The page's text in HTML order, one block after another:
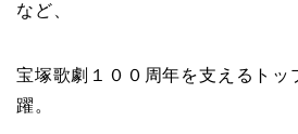
など、
宝塚歌劇１００周年を支えるトッ
躍。